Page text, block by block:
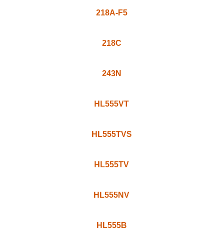
198NT
198TVS
199TBS
199TV
199TVS
199VX
216N
218A-F5